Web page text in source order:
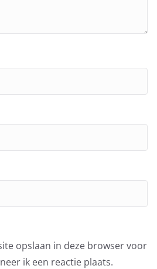
opslaan in deze browser voor
ik een reactie plaats.